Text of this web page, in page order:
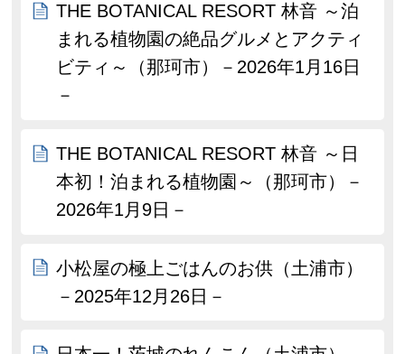
THE BOTANICAL RESORT 林音 ～泊
まれる植物園の絶品グルメとアクティ
ビティ～（那珂市）－2026年1月16日
－
THE BOTANICAL RESORT 林音 ～日
本初！泊まれる植物園～（那珂市）－
2026年1月9日－
小松屋の極上ごはんのお供（土浦市）
－2025年12月26日－